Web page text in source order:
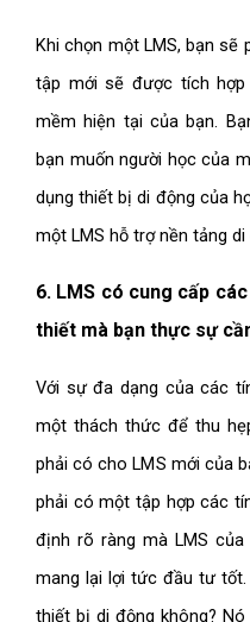
Khi chọn một LMS, bạn sẽ
tập mới sẽ được tích
mềm hiện tại của bạn.
bạn muốn người học của
dụng thiết bị di động của
một LMS hỗ trợ nền tảng di
6. LMS có cung cấp
thiết mà bạn thực sự
Với sự đa dạng của các
một thách thức để thu
phải có cho LMS mới của
phải có một tập hợp các
định rõ ràng mà LMS
mang lại lợi tức đầu tư
thiết bị di động không?